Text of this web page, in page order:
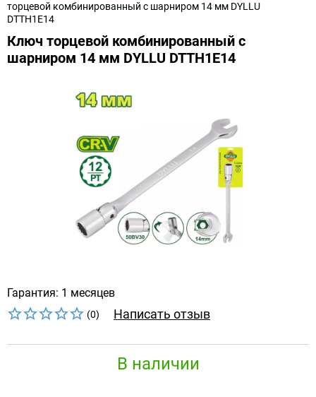
торцевой комбинированный с шарниром 14 мм DYLLU
DTTH1E14
Ключ торцевой комбинированный с
шарниром 14 мм DYLLU DTTH1E14
Гарантия: 1 месяцев
(0) Написать отзыв
В наличии